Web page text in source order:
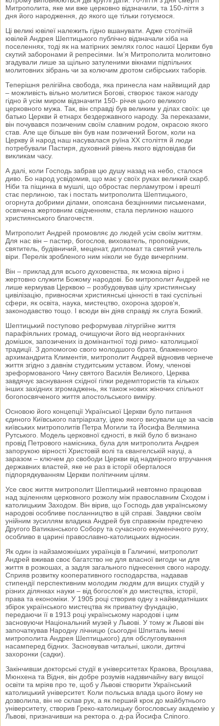
Митрополита, яке ми вже церковно відзначили, та 150-ліття з
дня його народження, до якого ще тільки готуємося.
Ці великі ювілеї належить гідно вшанувати. Адже столітній
ювілей Андрея Шептицького публічно відзначали хіба на
поселеннях, тоді як на матірних землях голос нашої Церкви був
скутий заборонами й репресіями. Ім’я Митрополита молитовно
згадували лише за щільно затуленими вікнами підпільних
молитовних зібрань чи за колючим дротом сибірських таборів.
Теперішня релігійна свобода, яка принесла нам найвищий дар
– можливість вільно молитися Богові, створює також нагоду
гідно й усім миром відзначити 150- річчя цього великого
церковного мужа. Так, він справді був великим у ділах своїх: це
батько Церкви й етнарх бездержавного народу. За переказами,
він почувався позиченим своїм славним родом, окрасою якого
став. Але ще більше він був нам позичений Богом, коли на
Церкву й народ наш насувалася руїна ХХ століття й люди
потребували Пастиря, духовний рівень якого відповідав би
викликам часу.
А далі, коли Господь забрав цю душу назад на небо, сталося
диво. Бо народ усвідомив, що має у своїх руках великий скарб.
Ніби та піщинка в мушлі, що обростає перламутром і врешті
стає перлиною, так і постать митрополита Шептицького,
огорнута добрими ділами, опоясана безцінними письменами,
освячена жертовним свідченням, стала перлиною нашого
християнського благочестя.
Митрополит Андрей промовляє до людей усім своїм життям.
Для нас він – пастир, богослов, вихователь, проповідник,
святитель, будівничий, меценат, дипломат та святий учитель
віри. Перелік зробленого ним ніколи не буде вичерпним.
Він – приклад для всього духовенства, як можна вірно і
жертовно служити Божому народові. Бо митрополит Андрей не
лише кермував Церквою – розбудовував цілу християнську
цивілізацію, привносячи християнські цінності в такі суспільні
сфери, як освіта, наука, мистецтво, охорона здоров’я,
законодавство тощо. І всюди він діяв справді як слуга Божий.
Шептицький поступово реформував літургійне життя
парафіяльних громад, очищуючи його від неорганічних
домішок, запозичених із домінантної тоді римо- католицької
традиції. З допомогою свого молодшого брата, блаженного
архимандрита Климентія, митрополит Андрей відновив чернече
життя згідно з давнім студитським уставом. Йому, членові
зреформованого Чину святого Василія Великого, Церква
завдячує заснування східної гілки редемптористів та кількох
інших західних згромаджень, як також нових жіночих спільнот
богопосвяченого життя апостольського виміру.
Основою його концепції Української Церкви було питання
єдиного Київського патріархату, ідею якого висували ще за часів
київських митрополитів Петра Могили та Йосифа Велямина
Рутського. Модель церковної єдності, в якій було б визнано
провід Петрового намісника, була для митрополита Андрея
запорукою вірності Христовій волі та євангелській науці, а
заразом – ключем до свободи Церкви від надмірного втручання
державних властей, яке не раз в історії оберталося
підпорядкуванням Церкви політичним цілям.
Усе своє життя митрополит Шептицький невтомно працював
над зціленням церковного розколу між православним Сходом і
католицьким Заходом. Він вірив, що Господь дав українському
народові особливе посланництво в цій справі. Завдяки своїм
унійним зусиллям владика Андрей був справжнім предтечею
Другого Ватиканського Собору та сучасного екуменічного руху,
особливо в царині православно-католицьких відносин.
Як один із найзаможніших українців в Галичині, митрополит
Андрей вживав своє багатство не для власної вигоди чи для
життя в розкошах, а задля загального піднесення свого народу.
Сприяв розвитку кооперативного господарства, надавав
стипендії перспективним молодим людям для вищих студій у
різних ділянках науки – від богослов’я до мистецтва, історії,
права та економіки. У 1905 році створив одну з найвидатніших
збірок українського мистецтва як приватну фундацію,
передаючи її в 1913 році українському народові і цим
засновуючи Національний музей у Львові. У тому ж Львові він
започаткував Народну лічницю (сьогодні Шпиталь імені
митрополита Андрея Шептицького) для обслуговування
насамперед бідних. Засновував читальні, школи, дитячі
захоронки (садки).
Закінчивши докторські студії в університетах Кракова, Вроцлава,
Мюнхена та Відня, він добре розумів надзвичайну вагу вищої
освіти та мріяв про те, щоб у Львові створити Український
католицький університет. Коли польська влада цього йому не
дозволила, він не склав рук, а як перший крок до майбутнього
університету, створив Греко-католицьку богословську академію у
Львові, призначивши на ректора о. д-ра Йосифа Сліпого.